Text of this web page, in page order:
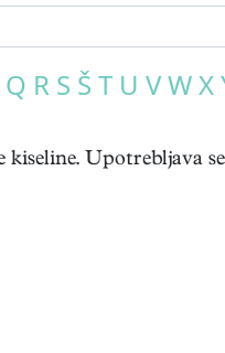
Q R S Š T U VWX
Upotrebljava se